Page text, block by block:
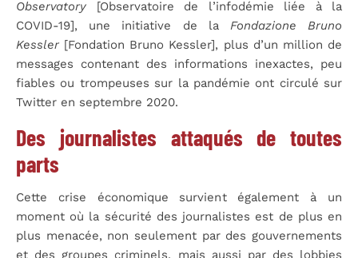
Observatory [Observatoire de l’infodémie liée à la
COVID-19], une initiative de la Fondazione Bruno
Kessler [Fondation Bruno Kessler], plus d’un million de
messages contenant des informations inexactes, peu
fiables ou trompeuses sur la pandémie ont circulé sur
Twitter en septembre 2020.
Des journalistes attaqués de toutes
parts
Cette crise économique survient également à un
moment où la sécurité des journalistes est de plus en
plus menacée, non seulement par des gouvernements
et des groupes criminels, mais aussi par des lobbies